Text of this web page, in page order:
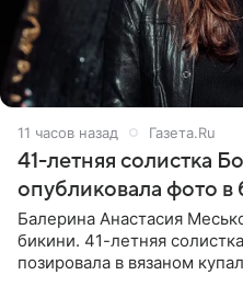
11 часов назад Газета.Ru
41-летняя солистка
опубликовала фото в
Балерина Анастасия
бикини. 41-летняя
позировала в вязаном